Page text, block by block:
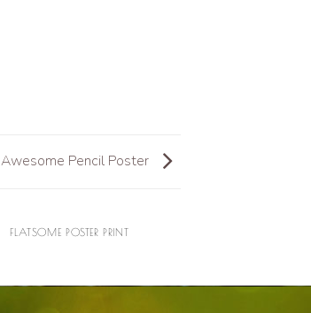
Awesome Pencil Poster
FLATSOME POSTER PRINT